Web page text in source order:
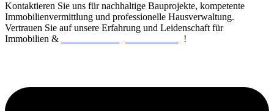
Kontaktieren Sie uns für nachhaltige Bauprojekte, kompetente
Immobilienvermittlung und professionelle Hausverwaltung.
Vertrauen Sie auf unsere Erfahrung und Leidenschaft für
Immobilien &
!